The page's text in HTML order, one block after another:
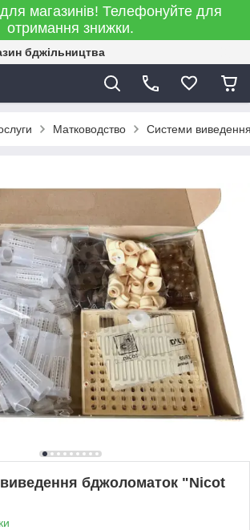
для магазинів! Телефонуйте для
отримання знижки.
бджільництва
Матководство Системи
бджоломаток "Nicot